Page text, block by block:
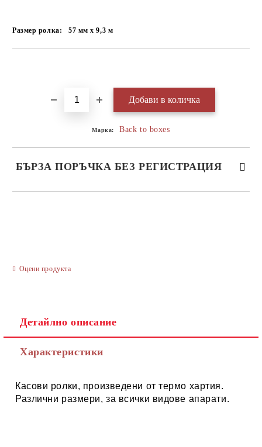
Размер ролка: 57 мм х 9,3 м
Марка: Back to boxes
БЪРЗА ПОРЪЧКА БЕЗ РЕГИСТРАЦИЯ
Оцени продукта
Детайлно описание
Характеристики
Касови ролки, произведени от термо хартия.
Различни размери, за всички видове апарати.